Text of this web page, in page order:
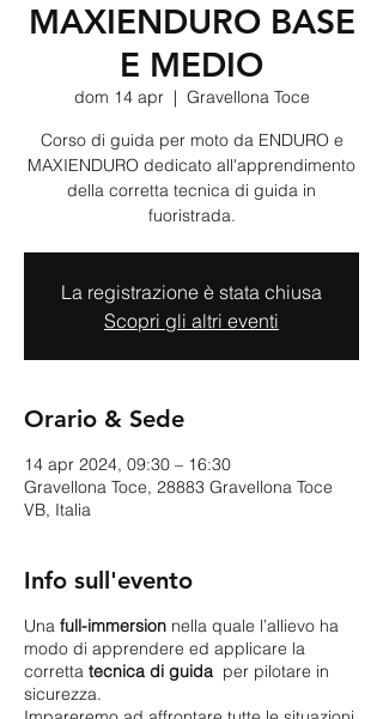
MAXIENDURO BASE
E MEDIO
dom 14 apr
  |
Gravellona Toce
Corso di guida per moto da ENDURO e
MAXIENDURO dedicato all'apprendimento
della corretta tecnica di guida in
La registrazione è stata chiusa
Scopri gli altri eventi
Orario & Sede
14 apr 2024, 09:30 – 16:30
Gravellona Toce, 28883 Gravellona Toce
VB, Italia
Info sull'evento
Una full-immersion nella quale l’allievo ha
modo di apprendere ed applicare la
corretta tecnica di guida per pilotare in
sicurezza.